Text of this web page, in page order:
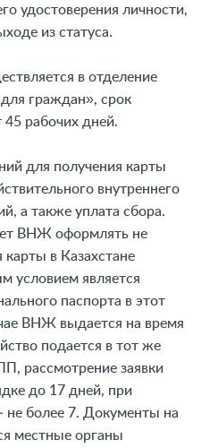
удостоверения личности,
из статуса.
в отделение
граждан», срок
45 рабочих дней.
для получения карты
внутреннего
а также уплата сбора.
ВНЖ оформлять не
карты в Казахстане
условием является
паспорта в этот
ВНЖ выдается на время
подается в тот же
рассмотрение заявки
до 17 дней, при
более 7. Документы на
местные органы